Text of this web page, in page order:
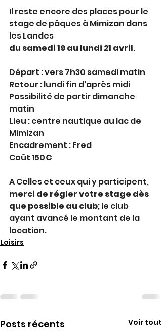
Il reste encore des places pour le
stage de pâques à Mimizan dans
les Landes
du samedi 19 au lundi 21 avril.
Départ : vers 7h30 samedi matin
Retour : lundi fin d'après midi
Possibilité de partir dimanche
matin
Lieu : centre nautique au lac de
Mimizan
Encadrement : Fred
Coût 150€
A Celles et ceux qui y participent,
merci de régler votre stage dès
que possible au club; le club
ayant avancé le montant de la
location.
Loisirs
Posts récents Voir tout